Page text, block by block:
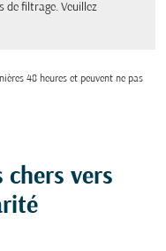
de filtrage. Veuillez
48 heures et peuvent ne pas
chers vers